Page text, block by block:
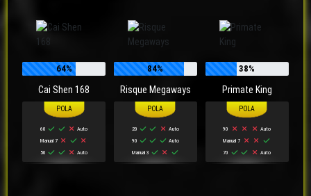
64%
Cai Shen 168
60
Auto
Manual 7
50
Auto
84%
Risque Megaways
20
Auto
90
Auto
Manual 3
38%
Primate King
90
Auto
Manual 7
70
Auto